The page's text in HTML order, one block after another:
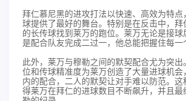
拜仁慕尼黑的进攻打法以快速、高效为特点
球提供了最好的舞台。特别是在反击中，拜
的长传球找到莱万的跑位。莱万无论是接球
是配合队友完成二过一，他总能把握住每一
此外，莱万与穆勒之间的默契配合尤为突出
位和传球精准度为莱万创造了大量进球机会
内的配合，二人的默契让对手难以防范。这
得莱万在拜仁的进球数目不断飙升，并且最